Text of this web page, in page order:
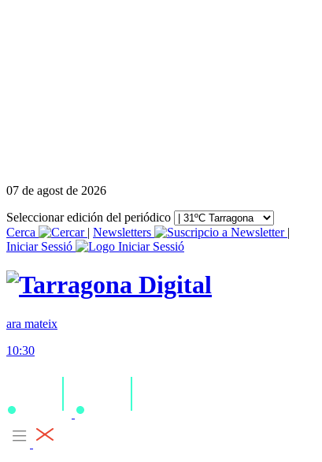
07 de agost de 2026
Seleccionar edición del periódico
Cerca
| Newsletters
|
Iniciar Sessió
ara mateix
10:30